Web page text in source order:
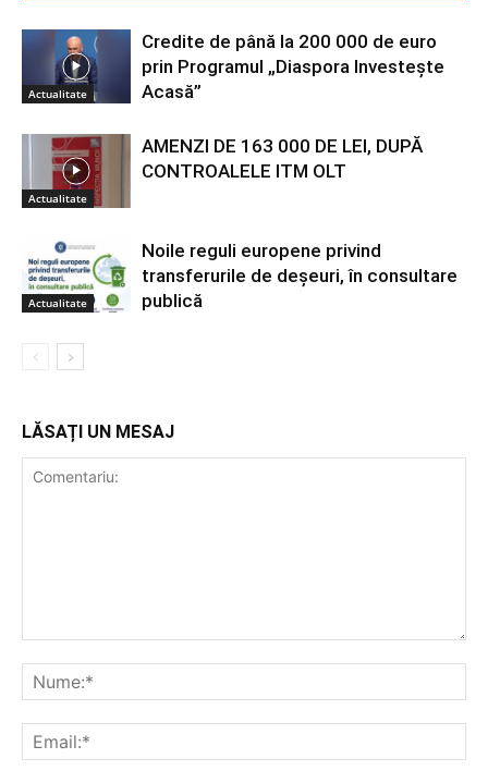
Actualitate
Credite de până la 200 000 de euro
prin Programul „Diaspora Investește
Acasă”
Actualitate
AMENZI DE 163 000 DE LEI, DUPĂ
CONTROALELE ITM OLT
Actualitate
Noile reguli europene privind
transferurile de deșeuri, în consultare
publică
LĂSAȚI UN MESAJ